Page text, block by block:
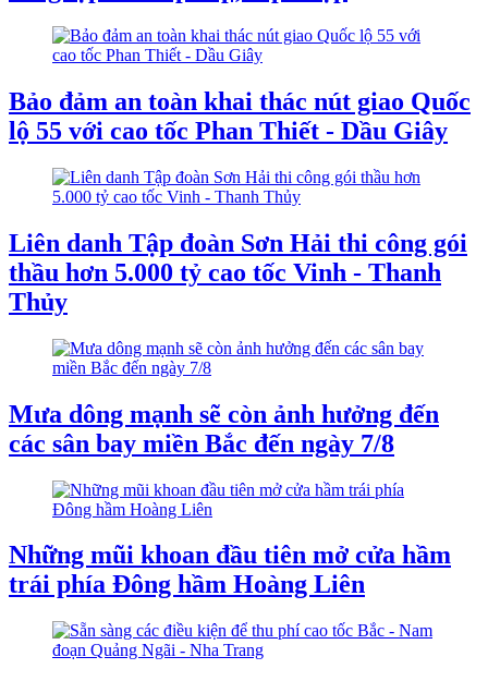
Bảo đảm an toàn khai thác nút giao Quốc
lộ 55 với cao tốc Phan Thiết - Dầu Giây
Liên danh Tập đoàn Sơn Hải thi công gói
thầu hơn 5.000 tỷ cao tốc Vinh - Thanh
Thủy
Mưa dông mạnh sẽ còn ảnh hưởng đến
các sân bay miền Bắc đến ngày 7/8
Những mũi khoan đầu tiên mở cửa hầm
trái phía Đông hầm Hoàng Liên